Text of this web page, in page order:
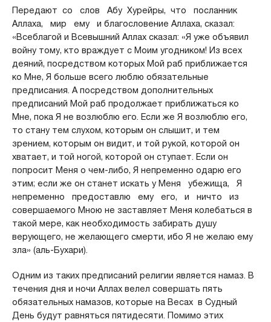
Передают со слов Абу Хурейры, что посланник
Аллаха, мир ему и благословение Аллаха, сказал:
«Всеблагой и Всевышний Аллах сказал: «Я уже объявил
войну тому, кто враждует с Моим угодником! Из всех
деяний, посредством которых Мой раб приближается
ко Мне, Я больше всего люблю обязательные
предписания. А посредством дополнительных
предписаний Мой раб продолжает приближаться ко
Мне, пока Я не возлюблю его. Если же Я возлюблю его,
то стану тем слухом, которым он слышит, и тем
зрением, которым он видит, и той рукой, которой он
хватает, и той ногой, которой он ступает. Если он
попросит Меня о чем-либо, Я непременно одарю его
этим; если же он станет искать у Меня убежища, Я
непременно предоставлю ему его, и ничто из
совершаемого Мною не заставляет Меня колебаться в
такой мере, как необходимость забирать душу
верующего, не желающего смерти, ибо Я не желаю ему
зла» (аль-Бухари).
Одним из таких предписаний религии является намаз. В
течения дня и ночи Аллах велел совершать пять
обязательных намазов, которые на Весах в Судный
День будут равняться пятидесяти. Помимо этих